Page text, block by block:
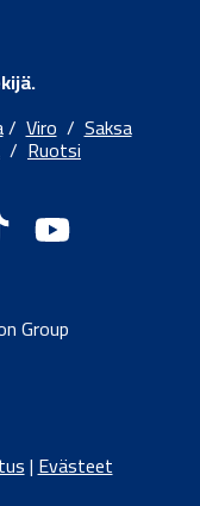
/Viro/Saksa
/ Ruotsi
Group
|Evästeet